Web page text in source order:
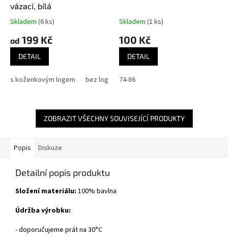
vázací, bílá
Skladem (6 ks)
od 199 Kč
DETAIL
s koženkovým logem bez loga
Skladem (1 ks)
100 Kč
DETAIL
74-86
ZOBRAZIT VŠECHNY SOUVISEJÍCÍ PRODUKTY
Popis Diskuze
Detailní popis produktu
Složení materiálu: 100% bavlna
Údržba výrobku:
- doporučujeme prát na 30°C